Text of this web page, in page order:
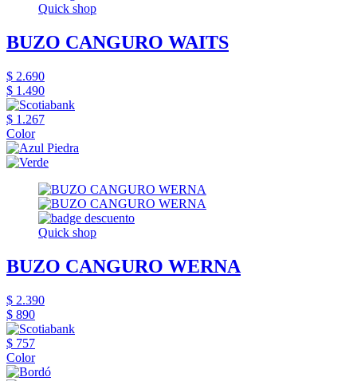
Quick shop
BUZO CANGURO WAITS
$ 2.690
$ 1.490
$ 1.267
Color
Quick shop
BUZO CANGURO WERNA
$ 2.390
$ 890
$ 757
Color